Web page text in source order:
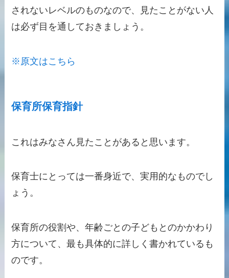
されないレベルのものなので、見たことがない人
は必ず目を通しておきましょう。
※原文はこちら
保育所保育指針
これはみなさん見たことがあると思います。
保育士にとっては一番身近で、実用的なものでし
ょう。
保育所の役割や、年齢ごとの子どもとのかかわり
方について、最も具体的に詳しく書かれているも
のです。